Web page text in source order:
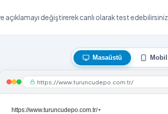
değiştirerek canlı olarak test edebilirsiniz.
Masaüstü Mobil
https://www.turuncudepo.com.tr/
https://www.turuncudepo.com.tr/▼